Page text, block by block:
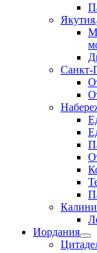
Якутия
Санкт-
Иордания